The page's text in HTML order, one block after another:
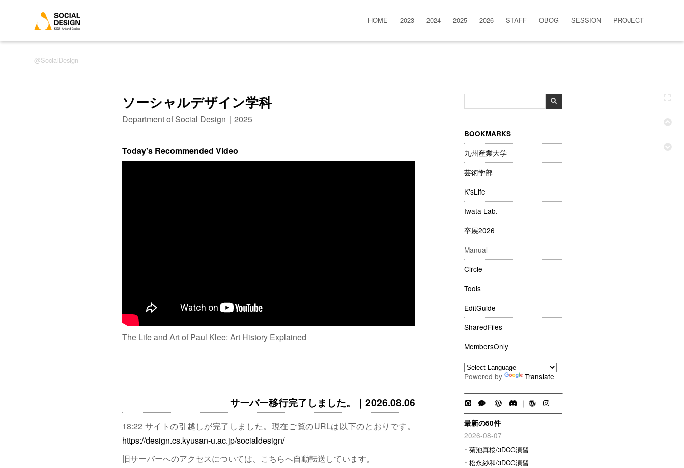
SocialDesign
HOME 2023 2024 2025 2026 STAFF OBOG SESSION PROJECT
BOOKMARKS
九州産業大学
芸術学部
K'sLife
Iwata Lab.
卒展2026
Manual
Circle
Tools
EditGuide
SharedFiles
MembersOnly
Powered by Translate
｜
最新の50件
2026-08-07
菊池真桜/3DCG演習
松永紗和/3DCG演習
ソーシャルデザイン学科
Department of Social Design｜2025
Today's Recommended Video
The Life and Art of Paul Klee: Art History Explained
サーバー移行完了しました。｜2026.08.06
18:22 サイトの引越しが完了しました。現在ご覧のURLは以下のとおりです。
https://design.cs.kyusan-u.ac.jp/socialdesign/
旧サーバーへのアクセスについては、こちらへ自動転送しています。